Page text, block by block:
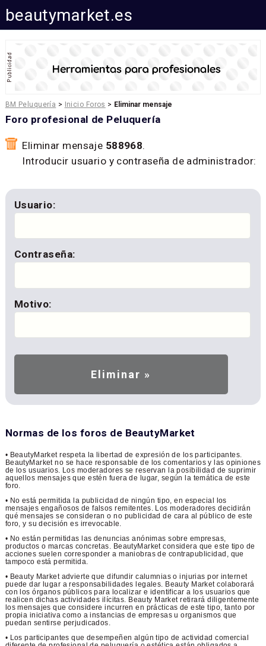
beautymarket.es
BM Peluquería > Inicio Foros > Eliminar mensaje
Foro profesional de Peluquería
Eliminar mensaje 588968.
Introducir usuario y contraseña de administrador:
Usuario:
Contraseña:
Motivo:
Normas de los foros de BeautyMarket
• BeautyMarket respeta la libertad de expresión de los participantes.
BeautyMarket no se hace responsable de los comentarios y las opiniones
de los usuarios. Los moderadores se reservan la posibilidad de suprimir
aquellos mensajes que estén fuera de lugar, según la temática de este
foro.
• No está permitida la publicidad de ningún tipo, en especial los
mensajes engañosos de falsos remitentes. Los moderadores decidirán
qué mensajes se consideran o no publicidad de cara al público de este
foro, y su decisión es irrevocable.
• No están permitidas las denuncias anónimas sobre empresas,
productos o marcas concretas. BeautyMarket considera que este tipo de
acciones suelen corresponder a maniobras de contrapublicidad, que
tampoco está permitida.
• Beauty Market advierte que difundir calumnias o injurias por internet
puede dar lugar a responsabilidades legales. Beauty Market colaborará
con los órganos públicos para localizar e identificar a los usuarios que
realicen dichas actividades ilícitas. Beauty Market retirará diligentemente
los mensajes que considere incurren en prácticas de este tipo, tanto por
propia iniciativa como a instancias de empresas u organismos que
puedan sentirse perjudicados.
• Los participantes que desempeñen algún tipo de actividad comercial